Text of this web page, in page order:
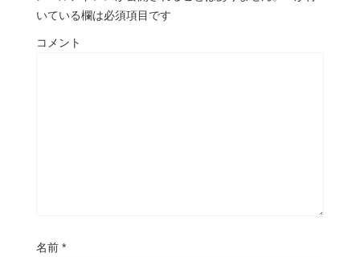
いている欄は必須項目です
コメント
名前 *